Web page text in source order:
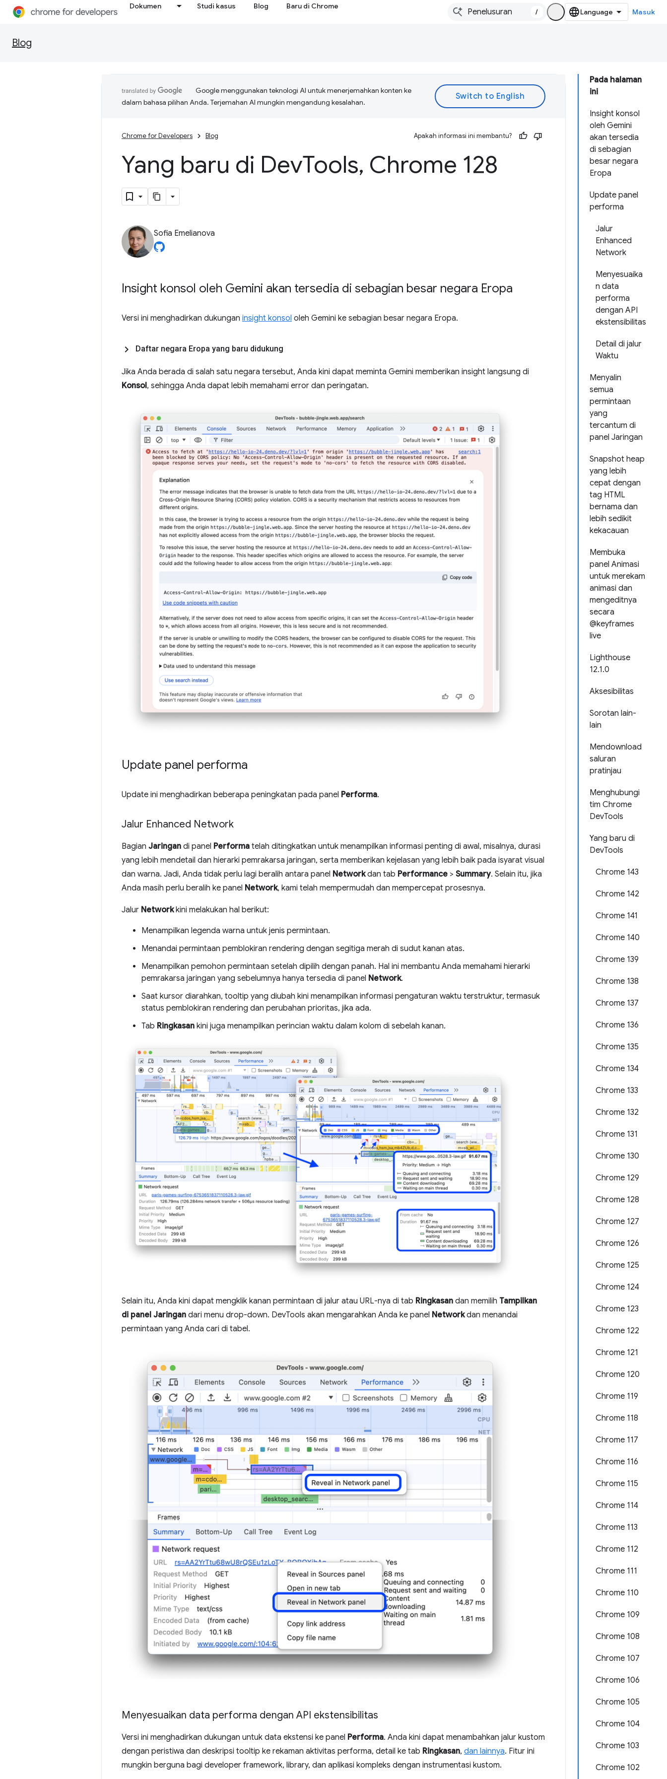
Dokumen Studi kasus Blog Baru di Chrome
/ Masuk
Blog
Pada halaman
ini
Insight konsol
oleh Gemini
akan tersedia
di sebagian
besar negara
Eropa
Update panel
performa
Jalur
Enhanced
Network
Menyesuaika
n data
performa
dengan API
ekstensibilitas
Detail di jalur
Waktu
Menyalin
semua
permintaan
yang
tercantum di
panel Jaringan
Snapshot heap
yang lebih
cepat dengan
tag HTML
bernama dan
lebih sedikit
kekacauan
Membuka
panel Animasi
untuk merekam
animasi dan
mengeditnya
secara
@keyframes
live
Lighthouse
12.1.0
Aksesibilitas
Sorotan lain-
lain
Mendownload
saluran
pratinjau
Menghubungi
tim Chrome
DevTools
Yang baru di
DevTools
Chrome 143
Chrome 142
Chrome 141
Chrome 140
Chrome 139
Chrome 138
Chrome 137
Chrome 136
Chrome 135
Chrome 134
Chrome 133
Chrome 132
Chrome 131
Chrome 130
Chrome 129
Chrome 128
Chrome 127
Chrome 126
Chrome 125
Chrome 124
Chrome 123
Chrome 122
Chrome 121
Chrome 120
Chrome 119
Chrome 118
Chrome 117
Chrome 116
Chrome 115
Chrome 114
Chrome 113
Chrome 112
Chrome 111
Chrome 110
Chrome 109
Chrome 108
Chrome 107
Chrome 106
Chrome 105
Chrome 104
Chrome 103
Chrome 102
Google menggunakan teknologi AI untuk menerjemahkan konten ke
dalam bahasa pilihan Anda. Terjemahan AI mungkin mengandung kesalahan.
Chrome for Developers Blog Apakah informasi ini membantu?
Yang baru di DevTools, Chrome 128
Sofia Emelianova
Insight konsol oleh Gemini akan tersedia di sebagian besar negara Eropa
Versi ini menghadirkan dukungan insight konsol oleh Gemini ke sebagian besar negara Eropa.
Daftar negara Eropa yang baru didukung
Jika Anda berada di salah satu negara tersebut, Anda kini dapat meminta Gemini memberikan insight langsung di
Konsol, sehingga Anda dapat lebih memahami error dan peringatan.
Update panel performa
Update ini menghadirkan beberapa peningkatan pada panel Performa.
Jalur Enhanced Network
Bagian Jaringan di panel Performa telah ditingkatkan untuk menampilkan informasi penting di awal, misalnya, durasi
yang lebih mendetail dan hierarki pemrakarsa jaringan, serta memberikan kejelasan yang lebih baik pada isyarat visual
dan warna. Jadi, Anda tidak perlu lagi beralih antara panel Networkdan tab Performance > Summary. Selain itu, jika
Anda masih perlu beralih ke panel Network, kami telah mempermudah dan mempercepat prosesnya.
Jalur Networkkini melakukan hal berikut:
Menampilkan legenda warna untuk jenis permintaan.
Menandai permintaan pemblokiran rendering dengan segitiga merah di sudut kanan atas.
Menampilkan pemohon permintaan setelah dipilih dengan panah. Hal ini membantu Anda memahami hierarki
pemrakarsa jaringan yang sebelumnya hanya tersedia di panel Network.
Saat kursor diarahkan, tooltip yang diubah kini menampilkan informasi pengaturan waktu terstruktur, termasuk
status pemblokiran rendering dan perubahan prioritas, jika ada.
Tab Ringkasan kini juga menampilkan perincian waktu dalam kolom di sebelah kanan.
Selain itu, Anda kini dapat mengklik kanan permintaan di jalur atau URL-nya di tab Ringkasan dan memilih Tampilkan
di panel Jaringan dari menu drop-down. DevTools akan mengarahkan Anda ke panel Networkdan menandai
permintaan yang Anda cari di tabel.
Menyesuaikan data performa dengan API ekstensibilitas
Versi ini menghadirkan dukungan untuk data ekstensi ke panel Performa. Anda kini dapat menambahkan jalur kustom
dengan peristiwa dan deskripsi tooltip ke rekaman aktivitas performa, detail ke tab Ringkasan, dan lainnya. Fitur ini
mungkin berguna bagi developer framework, library, dan aplikasi kompleks dengan instrumentasi kustom.